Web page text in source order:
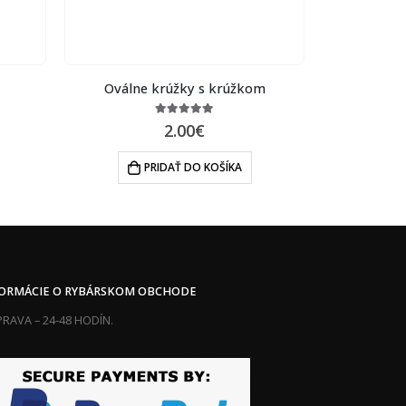
Oválne krúžky s krúžkom
5.00 out of 5
2.00€
PRIDAŤ DO KOŠÍKA
O RYBÁRSKOM OBCHODE
– 24-48 HODÍN.